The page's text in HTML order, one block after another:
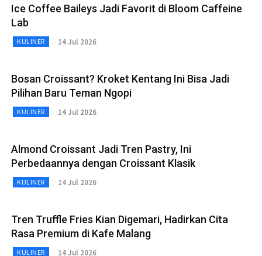
Ice Coffee Baileys Jadi Favorit di Bloom Caffeine
Lab
KULINER 14 Jul 2026
Bosan Croissant? Kroket Kentang Ini Bisa Jadi
Pilihan Baru Teman Ngopi
KULINER 14 Jul 2026
Almond Croissant Jadi Tren Pastry, Ini
Perbedaannya dengan Croissant Klasik
KULINER 14 Jul 2026
Tren Truffle Fries Kian Digemari, Hadirkan Cita
Rasa Premium di Kafe Malang
KULINER 14 Jul 2026